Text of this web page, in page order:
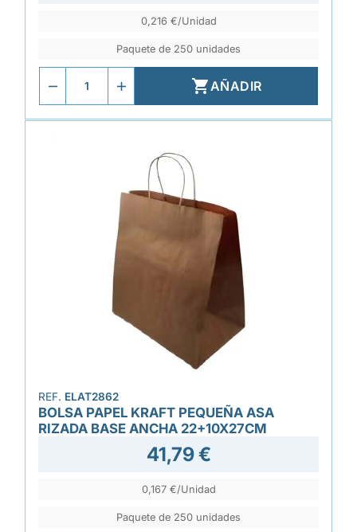
0,216 €/Unidad
Paquete de 250 unidades
AÑADIR
REF. ELAT2862
BOLSA PAPEL KRAFT PEQUEÑA ASA
RIZADA BASE ANCHA 22+10X27CM
41,79 €
0,167 €/Unidad
Paquete de 250 unidades